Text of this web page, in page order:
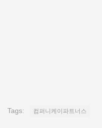
Tags: 컴퍼니케이파트너스